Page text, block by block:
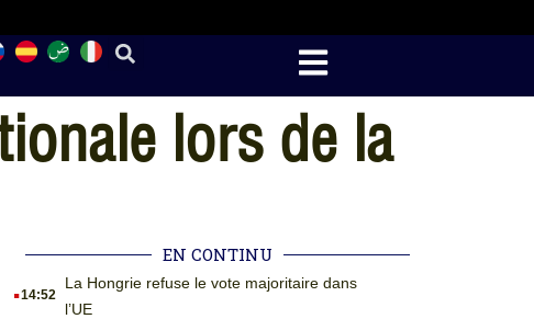
lors de la
EN CONTINU
.14:52
La Hongrie refuse le vote majoritaire dans
l’UE